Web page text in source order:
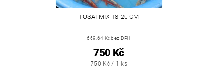
TOSAI MIX 18-20 CM
669,64 Kč bez DPH
750 Kč
750 Kč / 1 ks